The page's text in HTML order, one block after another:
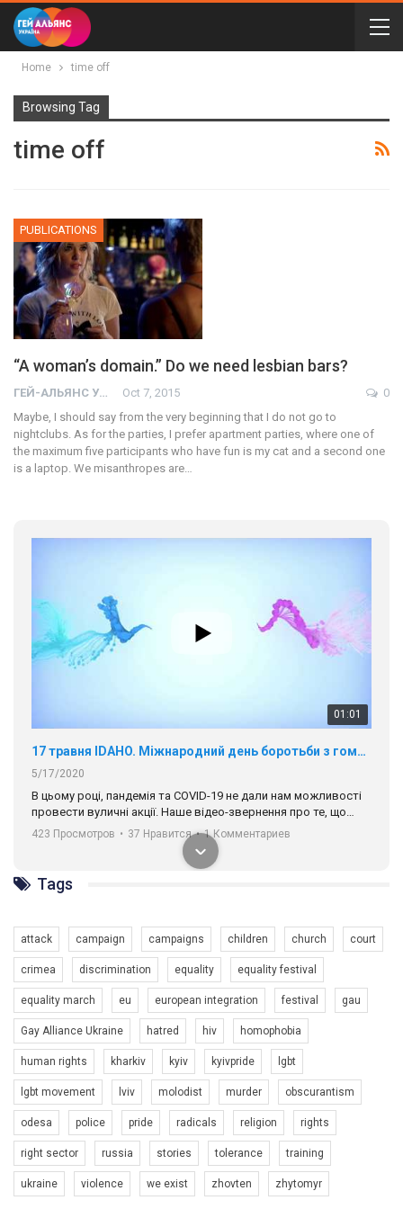
Home time off
Browsing Tag
time off
PUBLICATIONS
“A woman’s domain.” Do we need lesbian bars?
ГЕЙ-АЛЬЯНС УКРАИНА Oct 7, 2015
0
Maybe, I should say from the very beginning that I do not go to
nightclubs. As for the parties, I prefer apartment parties, where one of
the maximum five participants who have fun is my cat and a second one
is a laptop. We misanthropes are…
01:01
17 травня IDAHO. Міжнародний день боротьби з гомофобією трансфобією і біфобія.
5/17/2020
В цьому році, пандемія та COVІD-19 не дали нам можливості
провести вуличні акції. Наше відео-звернення про те, що
навіть коли ми у різних містах та не можемо зустрінеться, ми
разом. Ми закликаємо всіх хто поділяє цінності рівності та
солідарності, приєднатися до нас. Регіональні підрозділи
ГАУ є в 16 областях України.
Разом наш голос лунає гучніше!
423 Просмотров • 37 Нравится • 1 Комментариев
Зупинимо насильство проти ЛГБТ в Україні! Stop violence against LGBT in Ukraine!
6/30/2017
Емоційний та вражаючий промо-ролік на конкурс PACT, який
представляє програму "Гей-альянс Україна" з протидії
насильству проти ЛГБТ в Україні.
1.9K Просмотров • 226 Нравится 5 Комментариев
Tags
attack campaign campaigns children church court
crimea discrimination equality equality festival
equality march eu european integration festival gau
Gay Alliance Ukraine hatred hiv homophobia
human rights kharkiv kyiv kyivpride lgbt
lgbt movement lviv molodist murder obscurantism
odesa police pride radicals religion rights
right sector russia stories tolerance training
ukraine violence we exist zhovten zhytomyr